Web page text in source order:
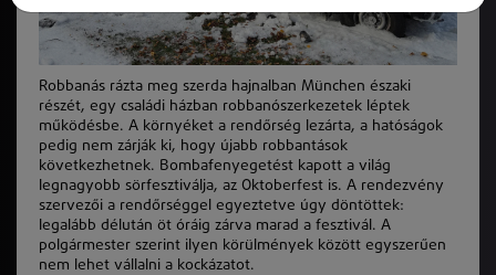
Robbanás rázta meg szerda hajnalban München északi
részét, egy családi házban robbanószerkezetek léptek
működésbe. A környéket a rendőrség lezárta, a hatóságok
pedig nem zárják ki, hogy újabb robbantások
következhetnek. Bombafenyegetést kapott a világ
legnagyobb sörfesztiválja, az Oktoberfest is. A rendezvény
szervezői a rendőrséggel egyeztetve úgy döntöttek:
legalább délután öt óráig zárva marad a fesztivál. A
polgármester szerint ilyen körülmények között egyszerűen
nem lehet vállalni a kockázatot.